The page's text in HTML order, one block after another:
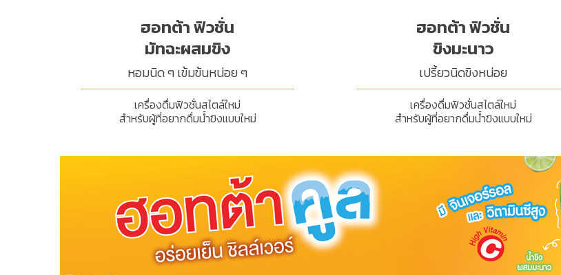
ฮอทต้า ฟิวชั่น
มัทฉะผสมขิง
หอมนิด ๆ เข้มข้นหน่อย ๆ
เครื่องดื่มฟิวชั่นสไตล์ใหม่
สำหรับผู้ที่อยากดื่มน้ำขิงแบบใหม่
ฮอทต้า ฟิวชั่น
ขิงมะนาว
เปรี้ยวนิดขิงหน่อย
เครื่องดื่มฟิวชั่นสไตล์ใหม่
สำหรับผู้ที่อยากดื่มน้ำขิงแบบใหม่